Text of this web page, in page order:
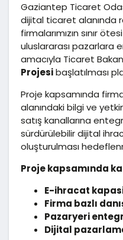
Gaziantep Ticaret
dijital ticaret alanında
firmalarımızın sınır
uluslararası pazarlara
amacıyla Ticaret
Projesibaşlatılması
Proje kapsamında
alanındaki bilgi ve
satış kanallarına
sürdürülebilir dijital
oluşturulması
Proje kapsamında
E-ihracat
Firma bazlı
Pazaryeri
Dijital